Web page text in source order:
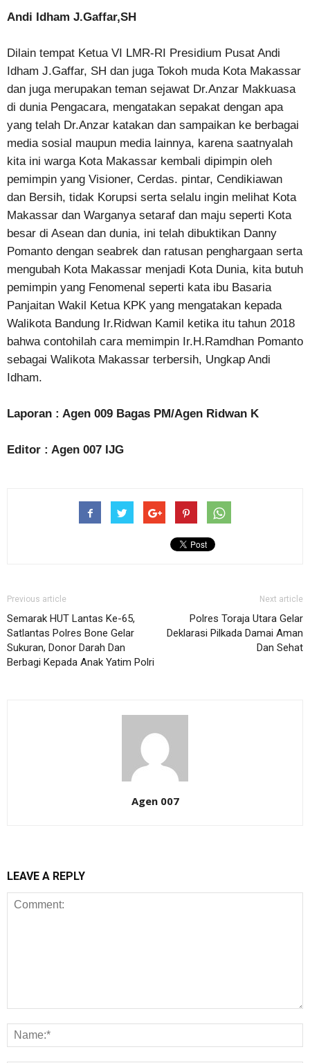
Andi Idham J.Gaffar,SH
Dilain tempat Ketua VI LMR-RI Presidium Pusat Andi
Idham J.Gaffar, SH dan juga Tokoh muda Kota Makassar
dan juga merupakan teman sejawat Dr.Anzar Makkuasa
di dunia Pengacara, mengatakan sepakat dengan apa
yang telah Dr.Anzar katakan dan sampaikan ke berbagai
media sosial maupun media lainnya, karena saatnyalah
kita ini warga Kota Makassar kembali dipimpin oleh
pemimpin yang Visioner, Cerdas. pintar, Cendikiawan
dan Bersih, tidak Korupsi serta selalu ingin melihat Kota
Makassar dan Warganya setaraf dan maju seperti Kota
besar di Asean dan dunia, ini telah dibuktikan Danny
Pomanto dengan seabrek dan ratusan penghargaan serta
mengubah Kota Makassar menjadi Kota Dunia, kita butuh
pemimpin yang Fenomenal seperti kata ibu Basaria
Panjaitan Wakil Ketua KPK yang mengatakan kepada
Walikota Bandung Ir.Ridwan Kamil ketika itu tahun 2018
bahwa contohilah cara memimpin Ir.H.Ramdhan Pomanto
sebagai Walikota Makassar terbersih, Ungkap Andi
Idham.
Laporan : Agen 009 Bagas PM/Agen Ridwan K
Editor : Agen 007 IJG
Previous article
Semarak HUT Lantas Ke-65,
Satlantas Polres Bone Gelar
Sukuran, Donor Darah Dan
Berbagi Kepada Anak Yatim Polri
Next article
Polres Toraja Utara Gelar
Deklarasi Pilkada Damai Aman
Dan Sehat
Agen 007
LEAVE A REPLY